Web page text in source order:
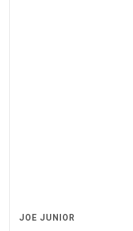
JOE JUNIOR